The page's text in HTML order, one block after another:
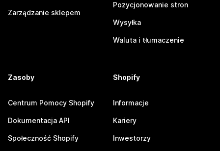
Zarządzanie sklepem
Pozycjonowanie stron
Wysyłka
Waluta i tłumaczenie
Zasoby
Centrum Pomocy Shopify
Dokumentacja API
Społeczność Shopify
Shopify
Informacje
Kariery
Inwestorzy